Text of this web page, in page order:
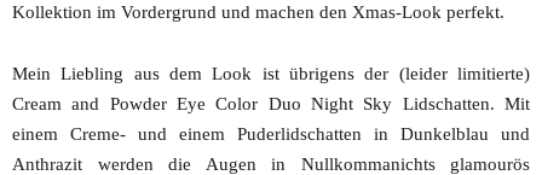
Kollektion im Vordergrund und machen den Xmas-Look perfekt.
Mein Liebling aus dem Look ist übrigens der (leider limitierte)
Cream and Powder Eye Color Duo Night Sky Lidschatten. Mit
einem Creme- und einem Puderlidschatten in Dunkelblau und
Anthrazit werden die Augen in Nullkommanichts glamourös